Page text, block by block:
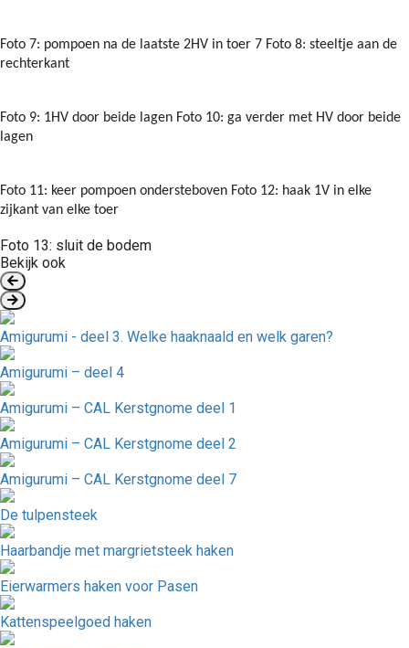
Foto 7: pompoen na de laatste 2HV in toer 7 Foto 8: steeltje aan de
rechterkant
Foto 9: 1HV door beide lagen Foto 10: ga verder met HV door beide
lagen
Foto 11: keer pompoen ondersteboven Foto 12: haak 1V in elke
zijkant van elke toer
Foto 13: sluit de bodem
Bekijk ook
Amigurumi - deel 3. Welke haaknaald en welk garen?
Amigurumi – deel 4
Amigurumi – CAL Kerstgnome deel 1
Amigurumi – CAL Kerstgnome deel 2
Amigurumi – CAL Kerstgnome deel 7
De tulpensteek
Haarbandje met margrietsteek haken
Eierwarmers haken voor Pasen
Kattenspeelgoed haken